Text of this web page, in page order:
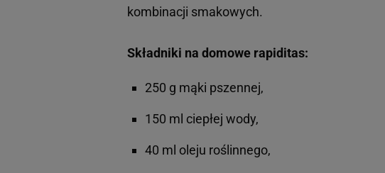
kombinacji smakowych.
Składniki na domowe rapiditas:
250 g mąki pszennej,
150 ml ciepłej wody,
40 ml oleju roślinnego,